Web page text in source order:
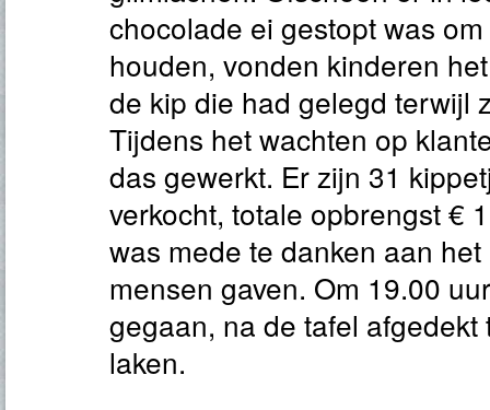
chocolade ei gestopt was
houden, vonden kinderen
de kip die had gelegd terwijl
Tijdens het wachten op
das gewerkt. Er zijn 31
verkocht, totale opbrengst €
was mede te danken aan
mensen gaven. Om 19.00
gegaan, na de tafel
laken.